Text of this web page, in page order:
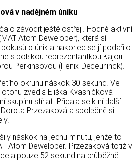
v nadějném úniku
závodit ještě ostřeji. Hodně aktivní
Atom Deweloper), která si
o únik a nakonec se jí podařilo
s polskou reprezentantkou Kajou
Perkinsovou (Fenix-Deceuninck).
okruhu náskok 30 sekund. Ve
zvedla Eliška Kvasničková
skupinu stíhat. Přidala se k ní další
Przezaková a společně si
náskok na jednu minutu, jenže to
Atom Deweloper. Przezaková totiž v
pouze 52 sekund na průběžně